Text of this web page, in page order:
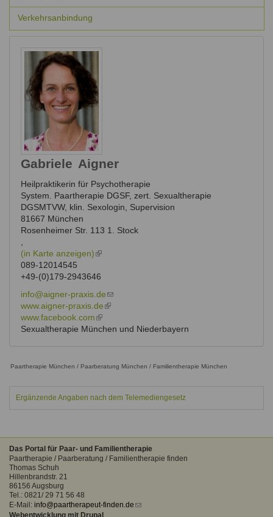
Verkehrsanbindung
Gabriele Aigner
Heilpraktikerin für Psychotherapie
System. Paartherapie DGSF, zert. Sexualtherapie
DGSMTVW, klin. Sexologin, Supervision
81667 München
Rosenheimer Str. 113 1. Stock
(in Karte anzeigen)(link
external)
089-12014545
+49-(0)179-2943646
info@aigner-praxis.de(link
sends
mail)
www.aigner-praxis.de(link
external)
www.facebook.com(link
is
Sexualtherapie München und Niederbayern
Paartherapie München / Paarberatung München / Familientherapie München
Ergänzende Angaben nach dem Telemediengesetz
Das Portal für Paar- und Familientherapie
Paartherapie / Paarberatung / Familientherapie finden
Thomas Schuh
Hillenbrandstr. 21
86156 Augsburg
Tel.: 0821/ 29 71 56 48
E-Mail: info@paartherapeut-finden.de (link
Webentwicklung mit Drupal